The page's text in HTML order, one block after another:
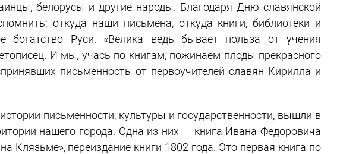
белорусы и другие народы. Благодаря Дню славянской
откуда наши письмена, откуда книги, библиотеки и
богатство Руси. «Велика ведь бывает польза от учения
И мы, учась по книгам, пожинаем плоды прекрасного
письменность от первоучителей славян Кирилла и
письменности, культуры и государственности, вышли в
нашего города. Одна из них — книга Ивана Федоровича
Клязьме», переиздание книги 1802 года. Это первая книга по